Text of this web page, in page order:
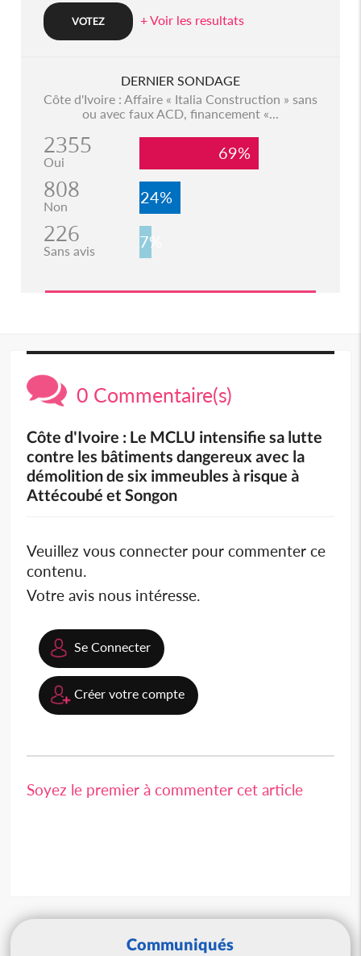
+ Voir les resultats
DERNIER SONDAGE
Côte d'Ivoire : Affaire « Italia Construction » sans
ou avec faux ACD, financement «...
2355
Oui 69%
808
Non 24%
226
Sans avis 7%
0 Commentaire(s)
Côte d'Ivoire : Le MCLU intensifie sa lutte
contre les bâtiments dangereux avec la
démolition de six immeubles à risque à
Attécoubé et Songon
Veuillez vous connecter pour commenter ce
contenu.
Votre avis nous intéresse.
Se Connecter
Créer votre compte
Soyez le premier à commenter cet article
Communiqués